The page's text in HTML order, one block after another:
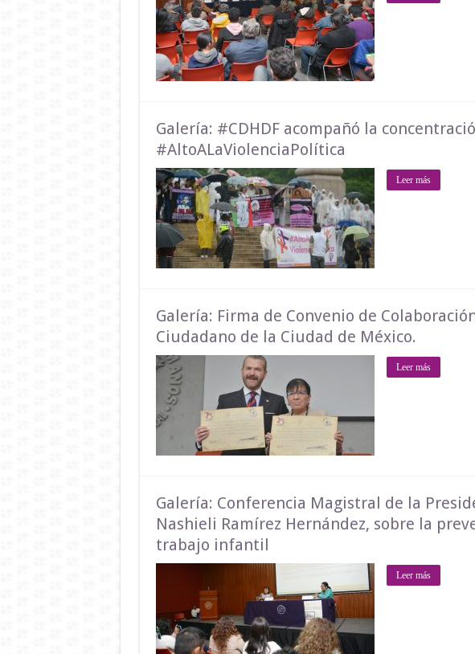
Galería: #CDHDF acompañó la
#AltoALaViolenciaPolítica
Leer más
Galería: Firma de Convenio de
Ciudadano de la Ciudad de México.
Leer más
Galería: Conferencia Magistral de la
Nashieli Ramírez Hernández, sobre la
trabajo infantil
Leer más